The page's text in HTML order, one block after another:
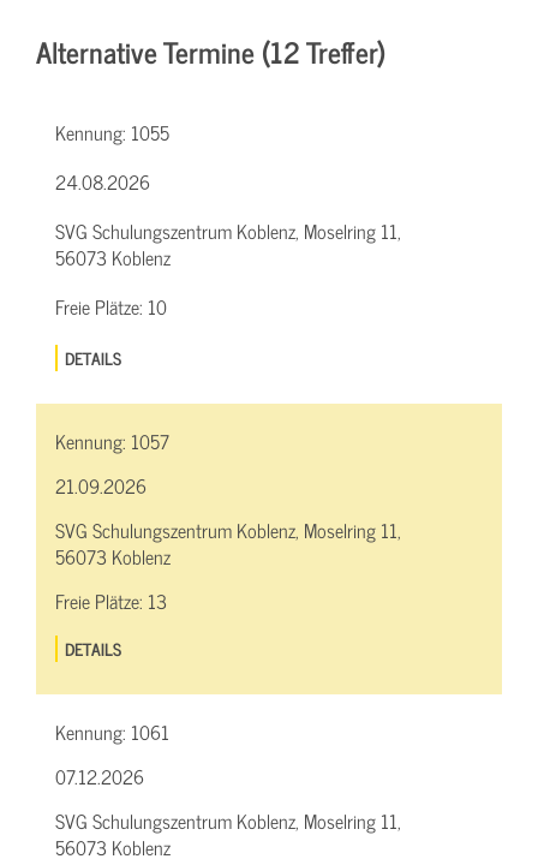
Alternative Termine (12 Treffer)
Kennung: 1055
24.08.2026
SVG Schulungszentrum Koblenz, Moselring 11,
56073 Koblenz
Freie Plätze: 10
DETAILS
Kennung: 1057
21.09.2026
SVG Schulungszentrum Koblenz, Moselring 11,
56073 Koblenz
Freie Plätze: 13
DETAILS
Kennung: 1061
07.12.2026
SVG Schulungszentrum Koblenz, Moselring 11,
56073 Koblenz